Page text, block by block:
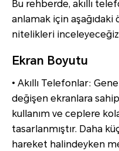
Bu rehberde, akıllı
anlamak için aşağıdaki
nitelikleri
Ekran Boyutu
• Akıllı Telefonlar:
değişen ekranlara
kullanım ve ceplere
tasarlanmıştır. Daha
hareket halindeyken